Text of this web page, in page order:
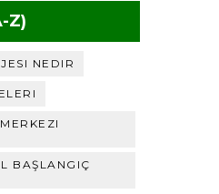
Z)
NEDIR
BAŞLANGIÇ